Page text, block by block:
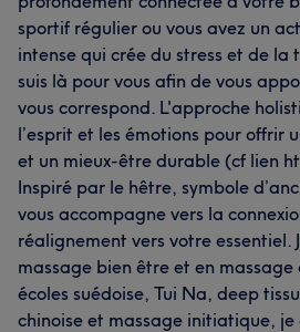
sportif régulier ou vous avez un
intense qui crée du stress et de la
suis là pour vous afin de vous
vous correspond. L'approche
l’esprit et les émotions pour offrir
et un mieux-être durable (cf lien
Inspiré par le hêtre, symbole
vous accompagne vers la
réalignement vers votre essentiel.
massage bien être et en
écoles suédoise, Tui Na, deep
chinoise et massage initiatique, je